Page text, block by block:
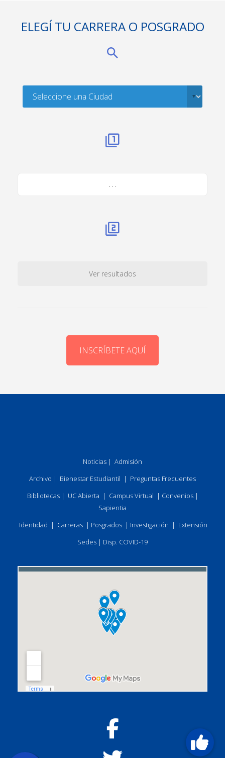
ELEGÍ TU CARRERA O POSGRADO
. . .
Ver resultados
INSCRÍBETE AQUÍ
Noticias | Admisión
Archivo | Bienestar Estudiantil | Preguntas Frecuentes
Bibliotecas| UC Abierta | Campus Virtual | Convenios|
Sapientia
Identidad | Carreras | Posgrados | Investigación | Extensión
Sedes | Disp. COVID-19